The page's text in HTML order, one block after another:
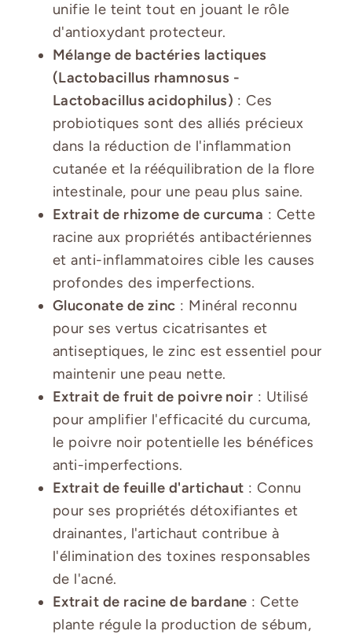
unifie le teint tout en jouant le rôle
d'antioxydant protecteur.
Mélange de bactéries lactiques
(Lactobacillus rhamnosus -
Lactobacillus acidophilus) : Ces
probiotiques sont des alliés précieux
dans la réduction de l'inflammation
cutanée et la rééquilibration de la flore
intestinale, pour une peau plus saine.
Extrait de rhizome de curcuma : Cette
racine aux propriétés antibactériennes
et anti-inflammatoires cible les causes
profondes des imperfections.
Gluconate de zinc : Minéral reconnu
pour ses vertus cicatrisantes et
antiseptiques, le zinc est essentiel pour
maintenir une peau nette.
Extrait de fruit de poivre noir : Utilisé
pour amplifier l'efficacité du curcuma,
le poivre noir potentielle les bénéfices
anti-imperfections.
Extrait de feuille d'artichaut : Connu
pour ses propriétés détoxifiantes et
drainantes, l'artichaut contribue à
l'élimination des toxines responsables
de l'acné.
Extrait de racine de bardane : Cette
plante régule la production de sébum,